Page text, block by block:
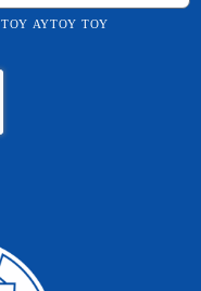
ΑΥΤΟΎ ΤΟΥ